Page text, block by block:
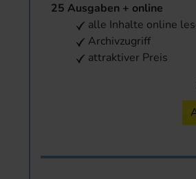
25 Ausgaben + online
alle Inhalte online
Archivzugriff
attraktiver Preis